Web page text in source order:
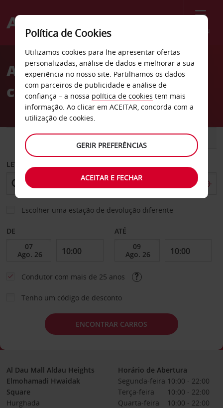
Menu
Welcome
AvisAluguer de
carros Hurghada
CARRO COMERCIAIS
LEVANTAR EM
Escolher uma estação de devolução diferente
DE ATÉ
Condutor com mais de 25 anos
Tenho um código de desconto
ENCONTRAR CARROS
Al Dau Mall Aldau Heights
Elmohamadi Hwaidak
Square
Hurghada
Horário de Abertura
Segunda-feira 10:00 - 22:00
Terça-feira
10:00 - 22:00
Quarta-feira
10:00 - 22:00
Política de Cookies
Utilizamos cookies para lhe apresentar ofertas
personalizadas, análise de dados e melhorar a sua
experiência no nosso site. Partilhamos os dados
com parceiros de publicidade e análise de
confiança – a nossa política de cookies tem mais
informação. Ao clicar em ACEITAR, concorda com a
utilização de cookies.
GERIR PREFERÊNCIAS
ACEITAR E FECHAR